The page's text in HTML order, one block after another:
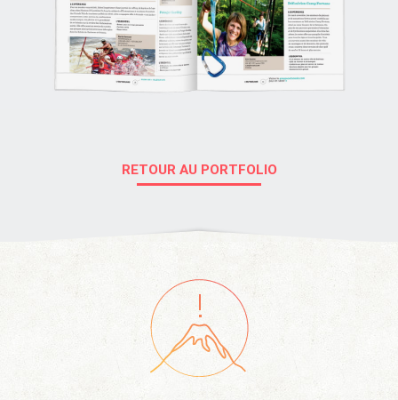
RETOUR AU PORTFOLIO